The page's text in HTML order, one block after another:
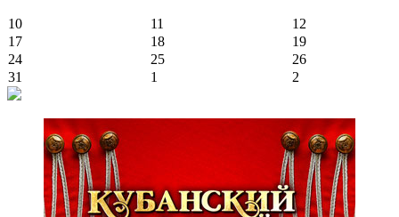
10 11
12
17
18
19
24
25
26
31
1 2